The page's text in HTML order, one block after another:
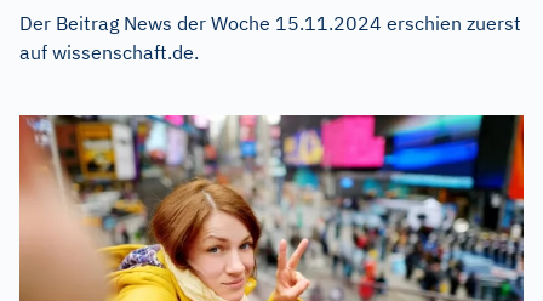
Der Beitrag News der Woche 15.11.2024 erschien zuerst
auf wissenschaft.de.